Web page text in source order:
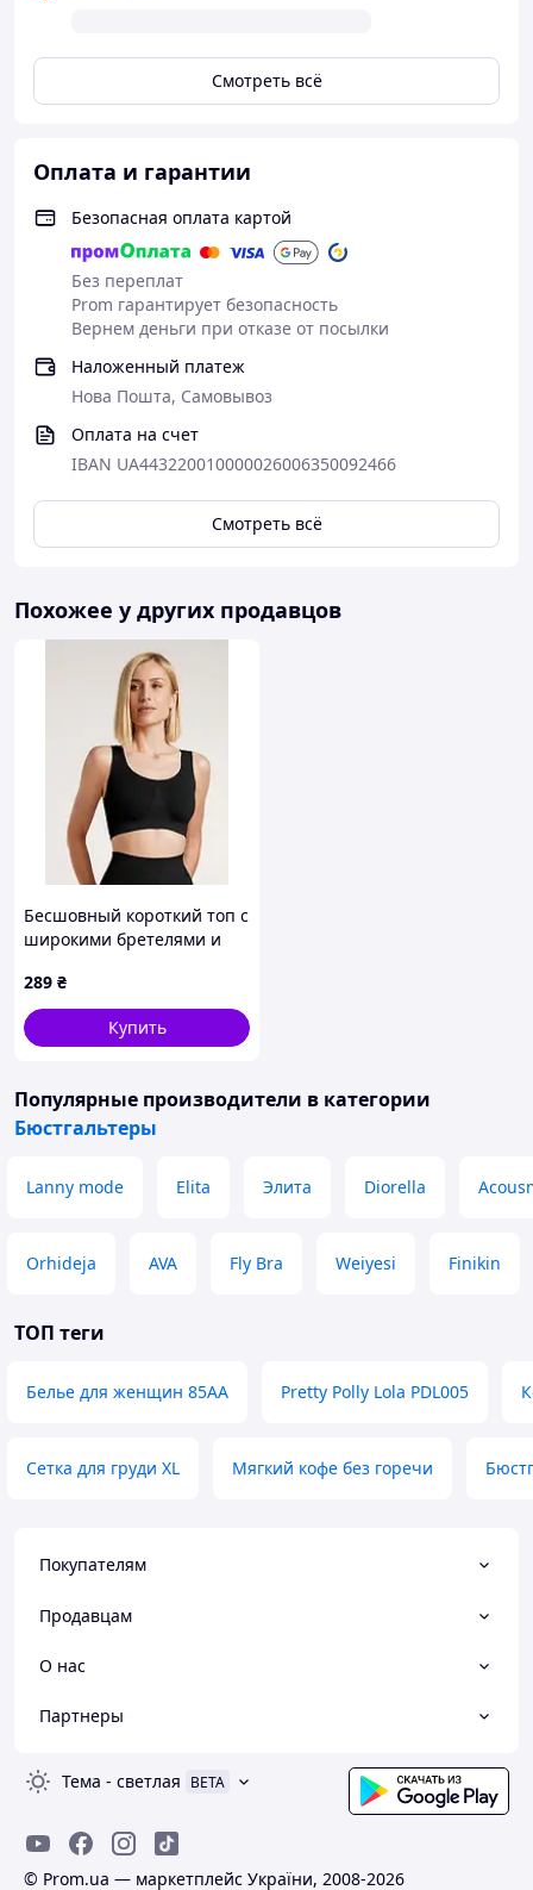
Смотреть всё
Оплата и гарантии
Безопасная оплата картой
Без переплат
Prom гарантирует безопасность
Вернем деньги при отказе от посылки
Наложенный платеж
Нова Пошта, Самовывоз
Оплата на счет
IBAN UA443220010000026006350092466
Смотреть всё
Похожее у других продавцов
Бесшовный короткий топ с
широкими бретелями и
TANK TOP black, L/XL
289 ₴
Купить
Популярные производители в категории
Бюстгальтеры
Lanny mode Elita Элита Diorella
Orhideja AVA Fly Bra Weiyesi Finikin
ТОП теги
Белье для женщин 85АА Pretty Polly Lola PDL005
Сетка для груди XL Мягкий кофе без горечи
Покупателям
Продавцам
О нас
Партнеры
Тема - светлая BETA
© Prom.ua — маркетплейс України, 2008-2026